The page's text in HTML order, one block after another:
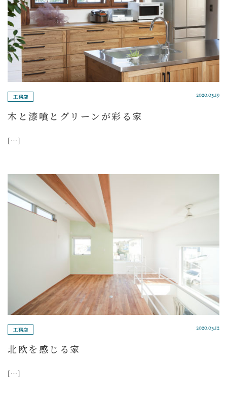
工務店 2020.03.19
木と漆喰とグリーンが彩る家
[…]
工務店 2020.03.12
北欧を感じる家
[…]